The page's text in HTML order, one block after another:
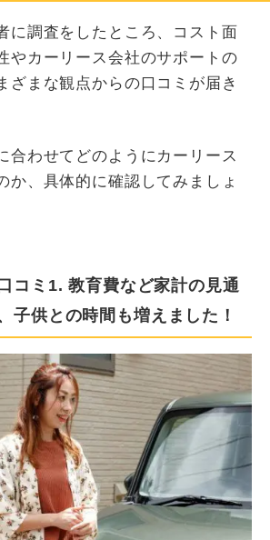
に調査をしたところ、コスト面
やカーリース会社のサポートの
ざまな観点からの口コミが届き
合わせてどのようにカーリース
か、具体的に確認してみましょ
コミ1. 教育費など家計の見通
子供との時間も増えました！